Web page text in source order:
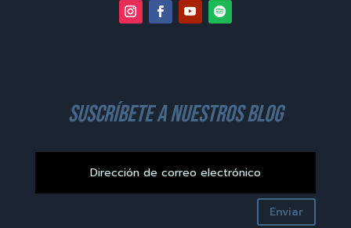
suscríbete a nuestros blog
Enviar